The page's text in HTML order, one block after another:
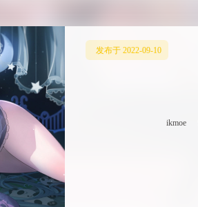
发布于 2022-09-10
ikmoe